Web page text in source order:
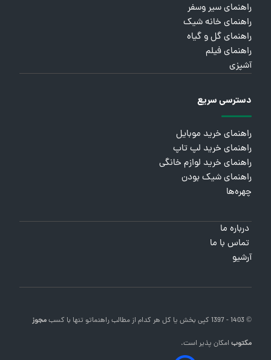
راهنمای سیر وسفر
راهنمای خانه شیک
راهنمای گل و گیاه
راهنمای فیلم
آشپزی
دسترسی سریع
راهنمای خرید موبایل
راهنمای خرید لپ تاپ
راهنمای خرید لوازم خانگی
راهنمای شیک بودن
چهره‌ها
درباره ما
تماس با ما
آرشیو
© 1403 - 1397 کپی بخش یا کل هر کدام از مطالب راهنماتو تنها با کسبمجوز
مکتوبامکان پذیر است.